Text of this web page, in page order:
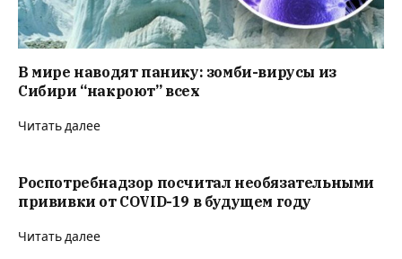
В мире наводят панику: зомби-вирусы из
Сибири “накроют” всех
Читать далее
Роспотребнадзор посчитал необязательными
прививки от COVID-19 в будущем году
Читать далее